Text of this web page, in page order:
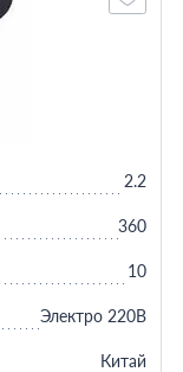
2.2
360
10
Электро 220В
Китай